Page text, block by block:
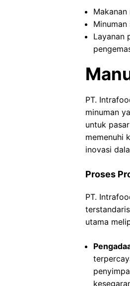
Layanan
PT.
minuman
untuk
memenuhi
inovasi
Proses
PT.
utama